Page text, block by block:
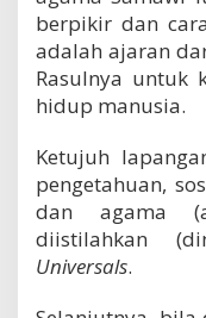
berpikir dan
adalah ajaran
Rasulnya untuk
hidup manusia.
Ketujuh
pengetahuan,
dan agama
diistilahkan
Universals.